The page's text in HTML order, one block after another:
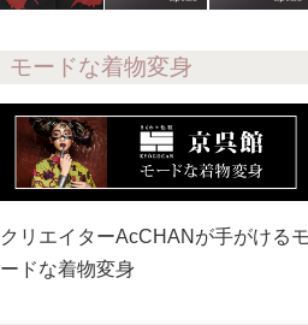
モードな着物変身
クリエイターAcCHANが手がけるモ
ードな着物変身